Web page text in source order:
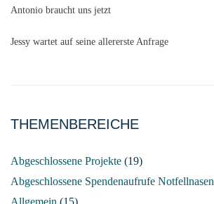
Antonio braucht uns jetzt
Jessy wartet auf seine allererste Anfrage
THEMENBEREICHE
Abgeschlossene Projekte (19)
Abgeschlossene Spendenaufrufe Notfellnasen